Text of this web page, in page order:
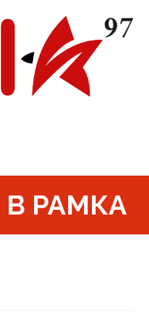
В РАМКА